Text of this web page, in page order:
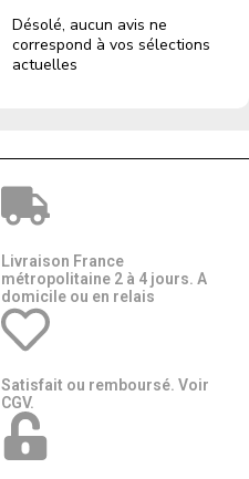
Désolé, aucun avis ne
correspond à vos sélections
actuelles
Livraison France
métropolitaine 2 à 4 jours. A
domicile ou en relais​​
Satisfait ou remboursé. Voir
CGV.